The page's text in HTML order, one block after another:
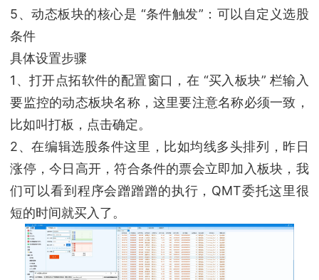
5、动态板块的核心是 “条件触发”：可以自定义选股
条件
具体设置步骤
1、打开点拓软件的配置窗口，在 “买入板块” 栏输入
要监控的动态板块名称，这里要注意名称必须一致，
比如叫打板，点击确定。
2、在编辑选股条件这里，比如均线多头排列，昨日
涨停，今日高开，符合条件的票会立即加入板块，我
们可以看到程序会蹭蹭蹭的执行，QMT委托这里很
短的时间就买入了。